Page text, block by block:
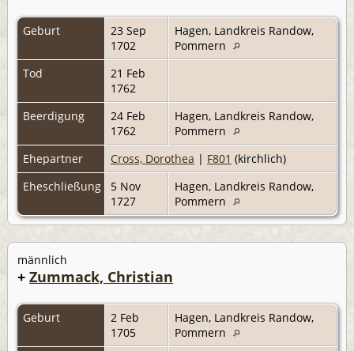
Geburt
23 Sep
1702
Hagen, Landkreis Randow,
Pommern
Tod
21 Feb
1762
Beerdigung
24 Feb
1762
Hagen, Landkreis Randow,
Pommern
Ehepartner
Cross, Dorothea | F801 (kirchlich)
Eheschließung
5 Nov
1727
Hagen, Landkreis Randow,
Pommern
männlich
+ Zummack, Christian
Geburt
2 Feb
1705
Hagen, Landkreis Randow,
Pommern